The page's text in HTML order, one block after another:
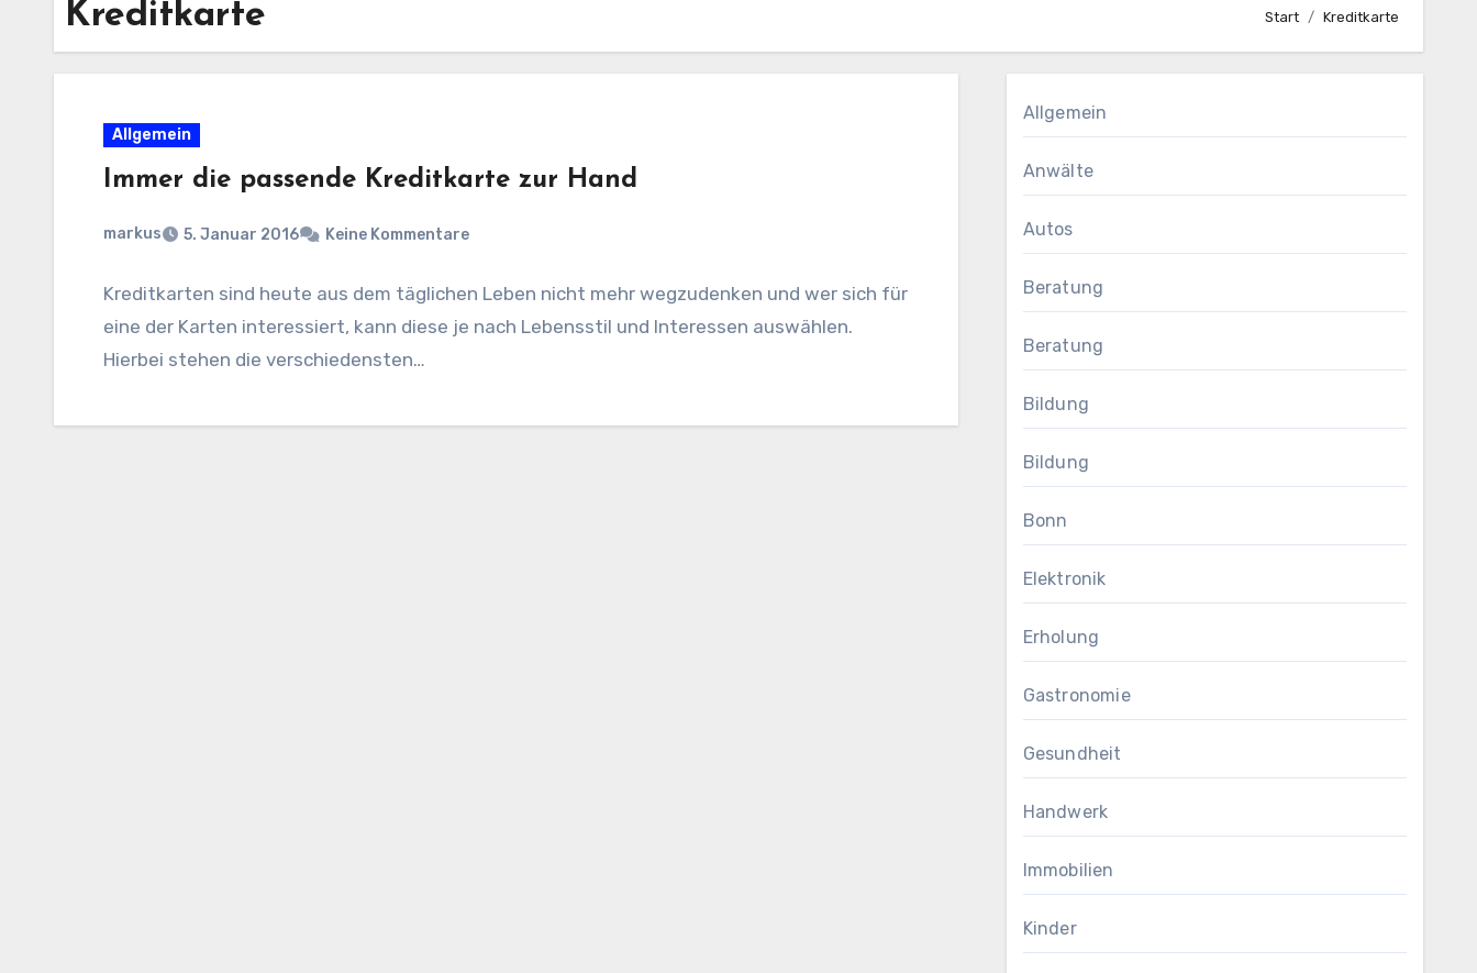
Kreditkarte Start Kreditkarte
Allgemein
Immer die passende Kreditkarte zur Hand
markus 5. Januar 2016 Keine Kommentare
Kreditkarten sind heute aus dem täglichen Leben nicht mehr wegzudenken und wer sich für
eine der Karten interessiert, kann diese je nach Lebensstil und Interessen auswählen.
Hierbei stehen die verschiedensten…
Allgemein
Anwälte
Autos
Beratung
Beratung
Bildung
Bildung
Bonn
Elektronik
Erholung
Gastronomie
Gesundheit
Handwerk
Immobilien
Kinder